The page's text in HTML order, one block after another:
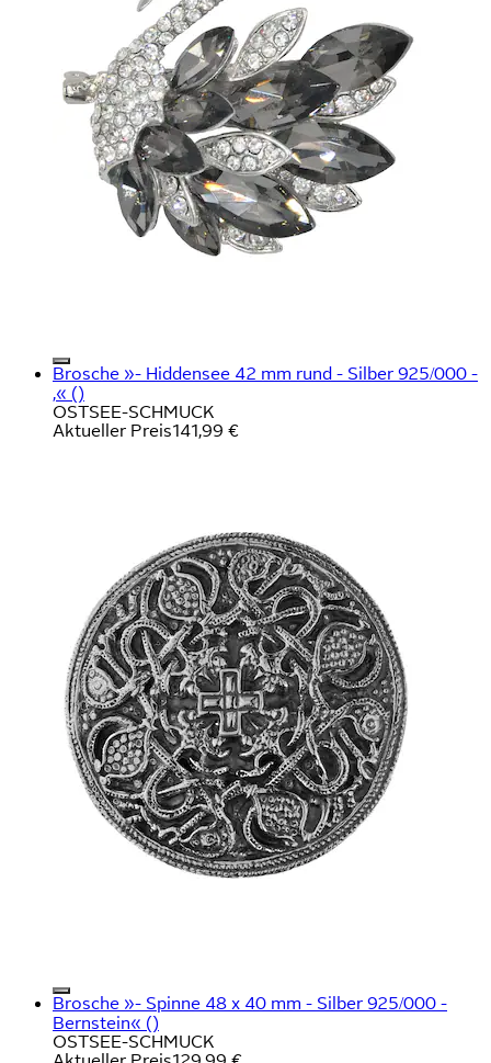
Brosche »- Hiddensee 42 mm rund - Silber 925/000 -
,« ()
OSTSEE-SCHMUCK
Aktueller Preis141,99 €
Brosche »- Spinne 48 x 40 mm - Silber 925/000 -
Bernstein« ()
OSTSEE-SCHMUCK